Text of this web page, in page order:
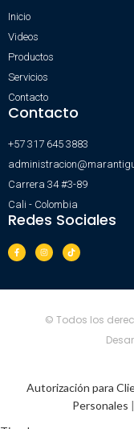
Inicio
Videos
Productos
Servicios
Contacto
Contacto
+57 317 645 3883
Carrera 34 #3-89
Cali - Colombia
Redes Sociales
© Todos los
Autorización para
Personales |